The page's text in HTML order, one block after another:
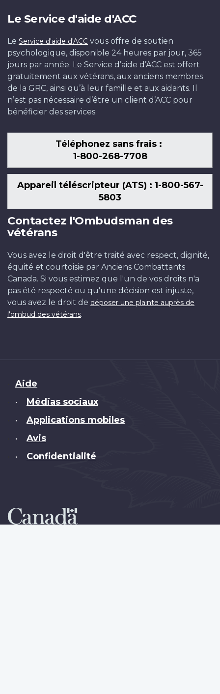
Le Service d'aide d'ACC
Le Service d'aide d'ACC vous offre de soutien
psychologique, disponible 24 heures par jour, 365
jours par année. Le Service d’aide d’ACC est offert
gratuitement aux vétérans, aux anciens membres
de la GRC, ainsi qu’à leur famille et aux aidants. Il
n’est pas nécessaire d’être un client d’ACC pour
bénéficier des services.
Téléphonez sans frais :
1-800-268-7708
Appareil téléscripteur (ATS) : 1-800-567-
5803
Contactez l'Ombudsman des
vétérans
Vous avez le droit d'être traité avec respect, dignité,
équité et courtoisie par Anciens Combattants
Canada. Si vous estimez que l'un de vos droits n'a
pas été respecté ou qu'une décision est injuste,
vous avez le droit de déposer une plainte auprès de
l'ombud des vétérans.
Brand
Aide
• Médias sociaux
• Applications mobiles
• Avis
• Confidentialité